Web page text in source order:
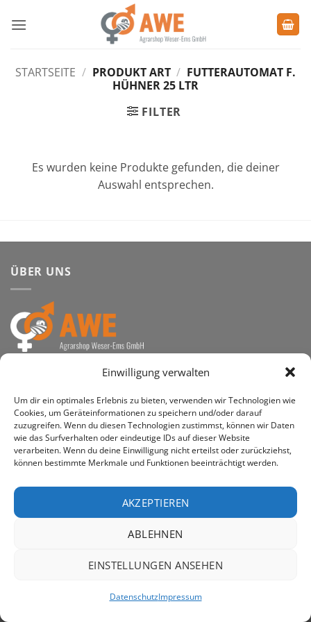
Einwilligung verwalten
Um dir ein optimales Erlebnis zu bieten, verwenden wir Technologien wie
Cookies, um Geräteinformationen zu speichern und/oder darauf
zuzugreifen. Wenn du diesen Technologien zustimmst, können wir Daten
wie das Surfverhalten oder eindeutige IDs auf dieser Website
verarbeiten. Wenn du deine Einwilligung nicht erteilst oder zurückziehst,
können bestimmte Merkmale und Funktionen beeinträchtigt werden.
AKZEPTIEREN
ABLEHNEN
EINSTELLUNGEN ANSEHEN
DatenschutzImpressum
Inhalt
STARTSEITE / PRODUKT ART / FUTTERAUTOMAT F.
HÜHNER 25 LTR
FILTER
Es wurden keine Produkte gefunden, die deiner
Auswahl entsprechen.
ÜBER UNS
awe ist heute auf vielen Höfen die 1. Adresse, wenn es
PayPal Rechung
AWE - Agrarshop Weser-Ems GmbH